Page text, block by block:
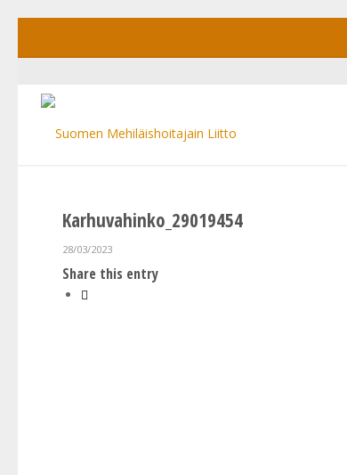
Karhuvahinko_29019454
28/03/2023
Share this entry